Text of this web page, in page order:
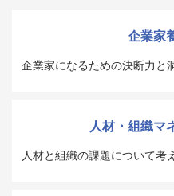
企業家
企業家になるための決断力と
人材・組織マ
人材と組織の課題について考